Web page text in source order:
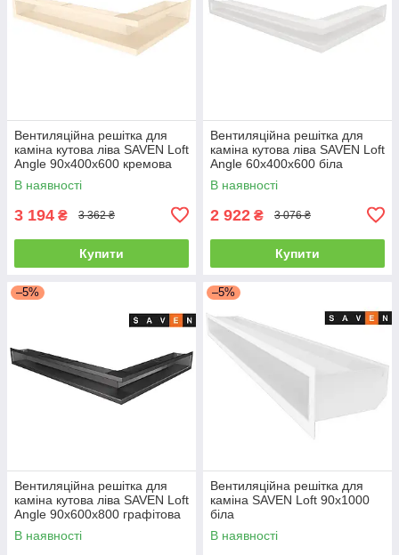
Вентиляційна решітка для
каміна кутова ліва SAVEN Loft
Angle 90х400х600 кремова
В наявності
3 194 ₴ 3 362 ₴
Купити
Вентиляційна решітка для
каміна кутова ліва SAVEN Loft
Angle 60х400х600 біла
В наявності
2 922 ₴ 3 076 ₴
Купити
–5%
Вентиляційна решітка для
каміна кутова ліва SAVEN Loft
Angle 90х600х800 графітова
В наявності
–5%
Вентиляційна решітка для
каміна SAVEN Loft 90х1000
біла
В наявності